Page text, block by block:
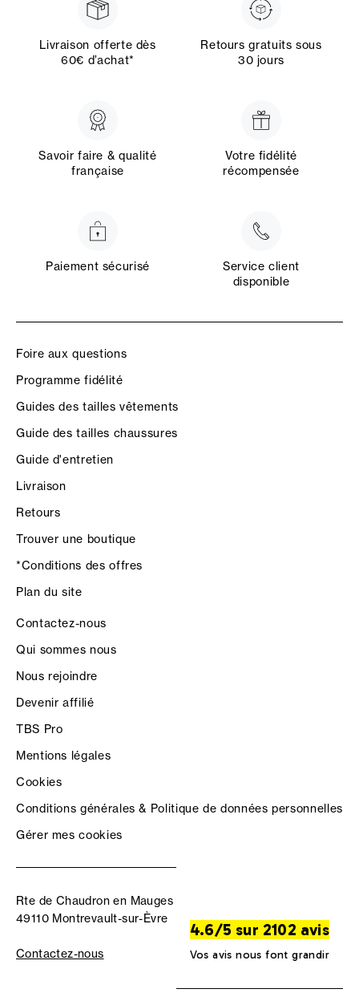
Livraison offerte dès
60€ d’achat*
Retours gratuits sous
30 jours
Savoir faire & qualité
française
Votre fidélité
récompensée
Paiement sécurisé
Service client
disponible
Foire aux questions
Programme fidélité
Guides des tailles vêtements
Guide des tailles chaussures
Guide d'entretien
Livraison
Retours
Trouver une boutique
*Conditions des offres
Plan du site
Contactez-nous
Qui sommes nous
Nous rejoindre
Devenir affilié
TBS Pro
Mentions légales
Cookies
Conditions générales & Politique de données personnelles
Gérer mes cookies
Rte de Chaudron en Mauges
49110 Montrevault-sur-Èvre
Contactez-nous
4.6/5 sur 2102 avis
Vos avis nous font grandir